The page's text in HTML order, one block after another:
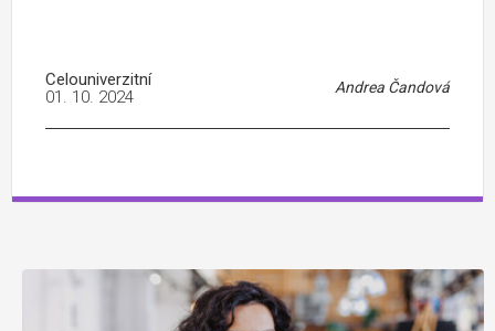
Celouniverzitní Andrea Čandová
01. 10. 2024